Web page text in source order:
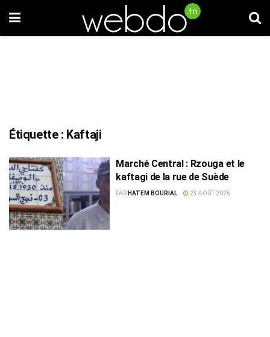
Étiquette : Kaftaji
Marché Central : Rzouga et le
kaftagi de la rue de Suède
PAR HATEM BOURIAL 23 AOÛT 2025